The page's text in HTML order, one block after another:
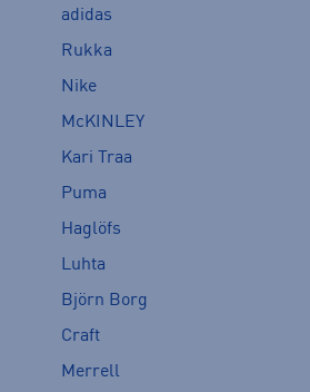
adidas
Rukka
Nike
McKINLEY
Kari Traa
Puma
Haglöfs
Luhta
Björn Borg
Craft
Merrell